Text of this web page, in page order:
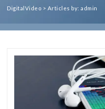
DigitalVideo > Articles by: admin